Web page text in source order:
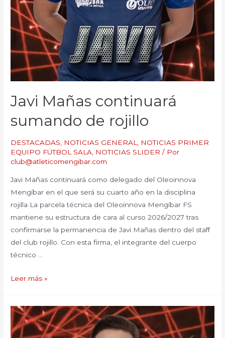
Javi Mañas continuará
sumando de rojillo
DESTACADAS NOTICIAS GENERAL
NOTICIAS PRIMER
EQUIPO FÚTBOL SALA
NOTICIAS SLIDER / Por
club@atleticomengibar.com
Javi Mañas continuará como delegado del Oleoinnova
Mengíbar en el que será su cuarto año en la disciplina
rojilla La parcela técnica del Oleoinnova Mengíbar FS
mantiene su estructura de cara al curso 2026/2027 tras
confirmarse la permanencia de Javi Mañas dentro del staff
del club rojillo. Con esta firma, el integrante del cuerpo
técnico …
Leer más »